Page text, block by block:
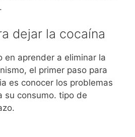
dejar la cocaína
en aprender a eliminar la
el primer paso para
es conocer los problemas
su consumo. tipo de